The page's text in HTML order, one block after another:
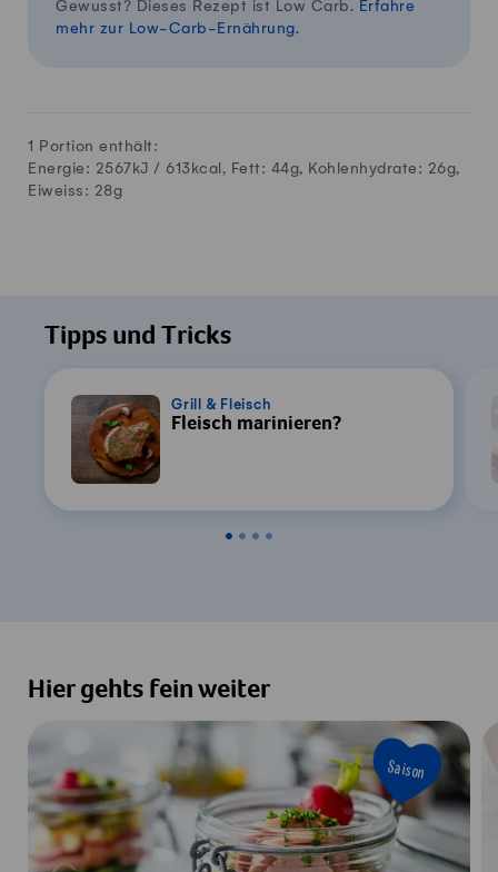
Gewusst? Dieses Rezept ist Low Carb. Erfahre
mehr zur Low-Carb-Ernährung.
1 Portion enthält:
Energie: 2567kJ / 613 kcal, Fett: 44g, Kohlenhydrate: 26g,
Eiweiss: 28g
Tipps und Tricks
Grill & Fleisch
Fleisch marinieren?
Hier gehts fein weiter
Saison